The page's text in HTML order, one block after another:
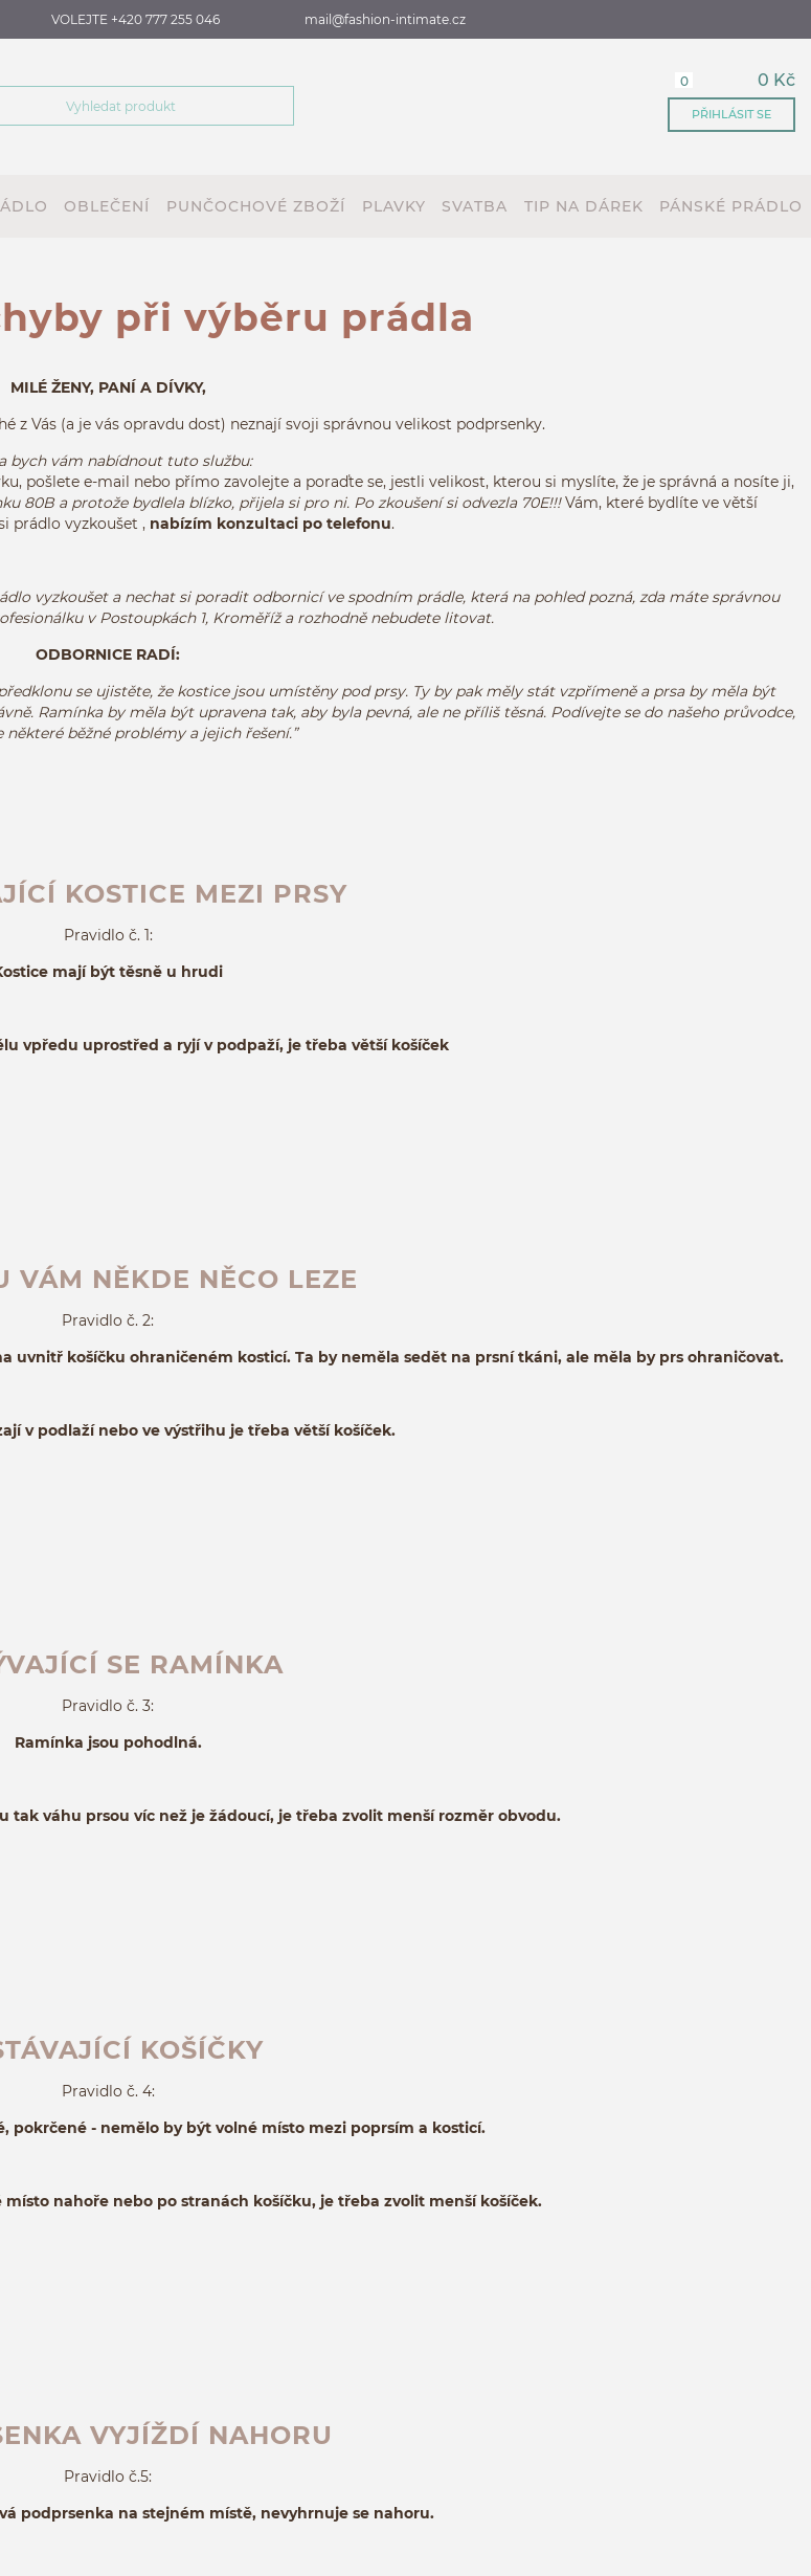
VOLEJTE +420 777 255 046 mail@fashion-intimate.cz
0 0 Kč
PŘIHLÁSIT SE
OBLEČENÍ PUNČOCHOVÉ ZBOŽÍ PLAVKY SVATBA TIP NA DÁREK PÁNSKÉ PRÁDLO
při výběru prádla
MILÉ ŽENY, PANÍ A DÍVKY,
z Vás (a je vás opravdu dost) neznají svoji správnou velikost podprsenky.
bych vám nabídnout tuto službu:
pošlete e-mail nebo přímo zavolejte a poraďte se, jestli velikost, kterou si myslíte, že je správná a nosíte ji,
80B a protože bydlela blízko, přijela si pro ni. Po zkoušení si odvezla 70E!!! Vám, které bydlíte ve větší
prádlo vyzkoušet , nabízím konzultaci po telefonu.
vyzkoušet a nechat si poradit odbornicí ve spodním prádle, která na pohled pozná, zda máte správnou
v Postoupkách 1, Kroměříž a rozhodně nebudete litovat.
ODBORNICE RADÍ:
se ujistěte, že kostice jsou umístěny pod prsy. Ty by pak měly stát vzpřímeně a prsa by měla být
. Ramínka by měla být upravena tak, aby byla pevná, ale ne příliš těsná. Podívejte se do našeho průvodce,
některé běžné problémy a jejich řešení.”
KOSTICE MEZI PRSY
Pravidlo č. 1:
mají být těsně u hrudi
vpředu uprostřed a ryjí v podpaží, je třeba větší košíček
VÁM NĚKDE NĚCO LEZE
Pravidlo č. 2:
uvnitř košíčku ohraničeném kosticí. Ta by neměla sedět na prsní tkáni, ale měla by prs ohraničovat.
v podlaží nebo ve výstřihu je třeba větší košíček.
SE RAMÍNKA
Pravidlo č. 3:
Ramínka jsou pohodlná.
tak váhu prsou víc než je žádoucí, je třeba zvolit menší rozměr obvodu.
KOŠÍČKY
Pravidlo č. 4:
pokrčené - nemělo by být volné místo mezi poprsím a kosticí.
nahoře nebo po stranách košíčku, je třeba zvolit menší košíček.
VYJÍŽDÍ NAHORU
Pravidlo č.5:
podprsenka na stejném místě, nevyhrnuje se nahoru.